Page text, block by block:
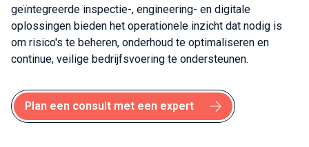
geïntegreerde inspectie-, engineering- en digitale
oplossingen bieden het operationele inzicht dat nodig is
om risico's te beheren, onderhoud te optimaliseren en
continue, veilige bedrijfsvoering te ondersteunen.
Plan een consult met een expert